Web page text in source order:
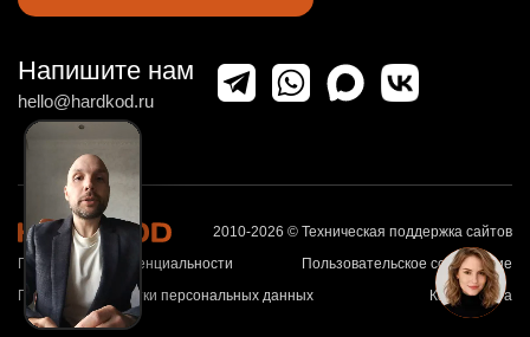
Напишите нам
hello@hardkod.ru
2010-2026 © Техническая поддержка сайтов
Политика конфиденциальности
Пользовательское соглашение
Политика обработки персональных данных
Карта сайта